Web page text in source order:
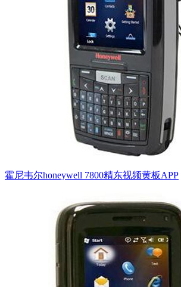
霍尼韦尔honeywell 7800精东视频黄板APP